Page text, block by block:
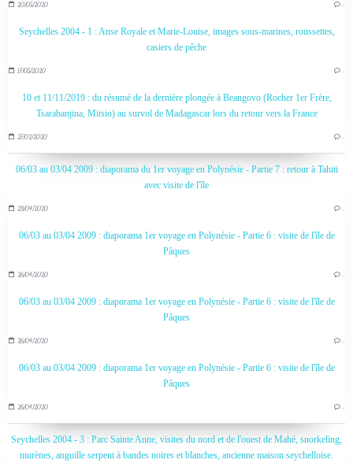
20/05/2020 …
Seychelles 2004 - 1 : Anse Royale et Marie-Louise, images sous-marines, roussettes,
casiers de pêche
17/05/2020 …
10 et 11/11/2019 : du résumé de la dernière plongée à Beangovo (Rocher 1er Frère,
Tsarabanjina, Mitsio) au survol de Madagascar lors du retour vers la France
27/02/2020 …
06/03 au 03/04 2009 : diaporama du 1er voyage en Polynésie - Partie 7 : retour à Tahiti
avec visite de l'île
28/04/2020 …
06/03 au 03/04 2009 : diaporama 1er voyage en Polynésie - Partie 6 : visite de l'île de
Pâques
26/04/2020 …
06/03 au 03/04 2009 : diaporama 1er voyage en Polynésie - Partie 6 : visite de l'île de
Pâques
26/04/2020 …
06/03 au 03/04 2009 : diaporama 1er voyage en Polynésie - Partie 6 : visite de l'île de
Pâques
26/04/2020 …
Seychelles 2004 - 3 : Parc Sainte Anne, visites du nord et de l'ouest de Mahé, snorkeling,
murènes, anguille serpent à bandes noires et blanches, ancienne maison seychelloise.